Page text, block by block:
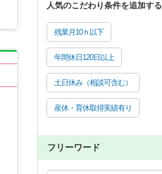
人気のこだわり条件を追加する
残業月10ｈ以下
年間休日120日以上
土日休み（相談可含む）
産休・育休取得実績有り
フリーワード